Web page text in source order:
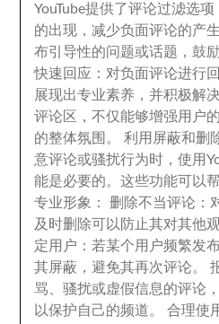
YouTube提供了评论过滤选项
的出现 ，减少负面评论的产生
布引导性的问题或话题 ，鼓
快速回应 ： 对负面评论进行
展现出专业素养 ， 并积极解
评论区 ，不仅能够增强用户
的整体氛围 。利用屏蔽和删
意评论或骚扰行为时 ，使用
能是必要的。这些功能可以
专业形象 ：删除不当评论 ：
及时删除可以防止其对其他
定用户 ： 若某个用户频繁发
其屏蔽 ，避免其再次评论。
骂 、骚扰或虚假信息的评论 ，
以保护自己的频道。合理使